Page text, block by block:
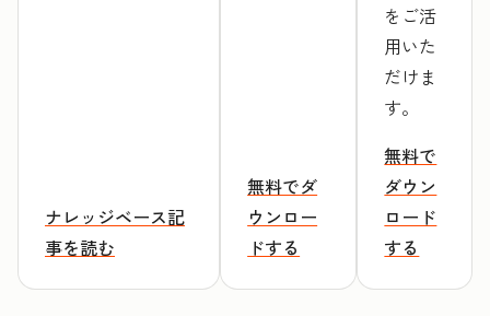
ナレッジベース記
事を読む
無料でダ
ウンロー
ドする
をご活
用いた
だけま
す。
無料で
ダウン
ロード
する